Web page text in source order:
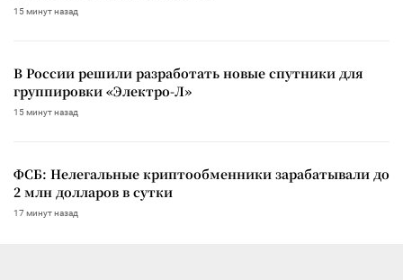
15 минут назад
В России решили разработать новые спутники для
группировки «Электро-Л»
15 минут назад
ФСБ: Нелегальные криптообменники зарабатывали до
2 млн долларов в сутки
17 минут назад